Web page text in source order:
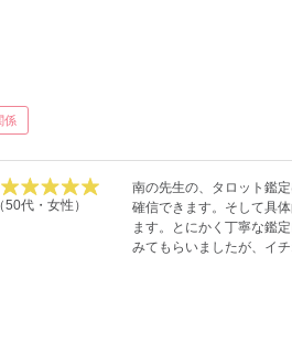
係
代・女性）
南の先生の、タロット鑑
確信できます。そして具
ます。とにかく丁寧な鑑
みてもらいましたが、イチ